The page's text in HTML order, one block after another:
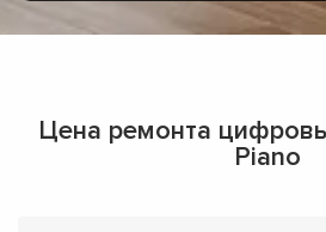
Цена ремонта
Piano